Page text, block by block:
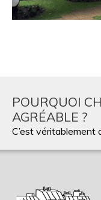
POURQUOI
AGRÉABLE ?
C’est véritablement